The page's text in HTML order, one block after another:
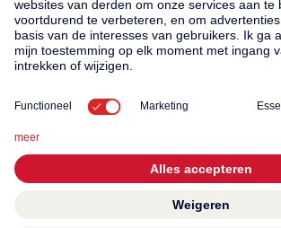
Service
Contact
© 2026 KWC Group AG